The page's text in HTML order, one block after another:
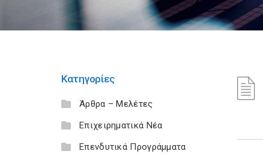
Κατηγορίες
Άρθρα – Μελέτες
Επιχειρηματικά Νέα
Επενδυτικά Προγράμματα